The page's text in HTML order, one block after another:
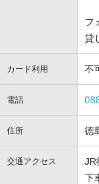
フ
貸
カード利用 不
電話
住所 徳
交通アクセス
JR
下